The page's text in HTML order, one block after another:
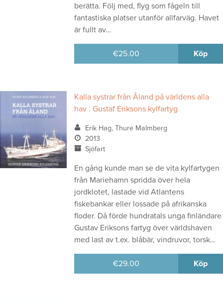
berätta. Följ med, flyg som fågeln till
fantastiska platser utanför allfarväg. Havet
är fullt av…
€25.00 Köp
Kalla systrar från Åland på världens alla
hav : Gustaf Eriksons kylfartyg
Erik Hag, Thure Malmberg
2013
Sjöfart
En gång kunde man se de vita kylfartygen
från Mariehamn spridda över hela
jordklotet, lastade vid Atlantens
fiskebankar eller lossade på afrikanska
floder. Då förde hundratals unga finländare
Gustav Eriksons fartyg över världshaven
med last av t.ex. blåbär, vindruvor, torsk…
€29.00 Köp